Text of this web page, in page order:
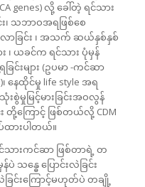
genes) လို့ ခေါ်တဲ့ ရင်သား
း၊ သဘာဝအရဖြစ်စေ
းလာခြင်း ၊ အသက် ဆယ်နှစ်နှစ်
၊ ယခင်က ရင်သား ပုံမှန်
းများ (ဥပမာ -ကင်ဆာ
ေထိုင်မှု life style အရ
စွဲမှုမြင့်မားခြင်းအဝလွန်
တို့ကြောင့် ဖြစ်တယ်လို့ CDM
ထားပါတယ်။
သားကင်ဆာ ဖြစ်တာရဲ့ တ
န္ဓေ ပြောင်းလဲခြင်း
လဲခြင်းကြောင့်မဟုတ်ပဲ တချို့